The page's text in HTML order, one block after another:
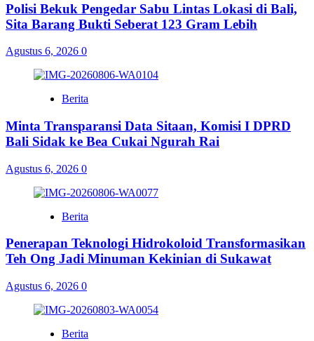
Polisi Bekuk Pengedar Sabu Lintas Lokasi di Bali,
Sita Barang Bukti Seberat 123 Gram Lebih
Agustus 6, 2026 0
Berita
Minta Transparansi Data Sitaan, Komisi I DPRD
Bali Sidak ke Bea Cukai Ngurah Rai
Agustus 6, 2026 0
Berita
Penerapan Teknologi Hidrokoloid Transformasikan
Teh Ong Jadi Minuman Kekinian di Sukawat
Agustus 6, 2026 0
Berita